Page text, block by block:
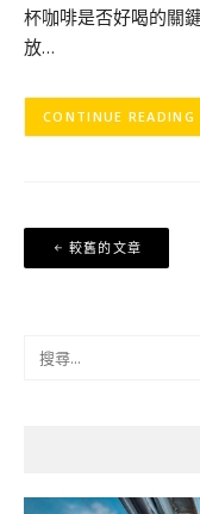
杯咖啡是否好喝的關
放…
CONTINUE READING
文
章
覽
較舊的文章